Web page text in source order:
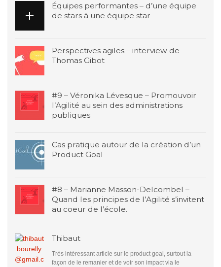
Équipes performantes – d’une équipe
de stars à une équipe star
Perspectives agiles – interview de
Thomas Gibot
#9 – Véronika Lévesque – Promouvoir
l’Agilité au sein des administrations
publiques
Cas pratique autour de la création d’un
Product Goal
#8 – Marianne Masson-Delcombel –
Quand les principes de l’Agilité s’invitent
au coeur de l’école.
Thibaut
Très intéressant article sur le product goal, surtout la
façon de le remanier et de voir son impact via le